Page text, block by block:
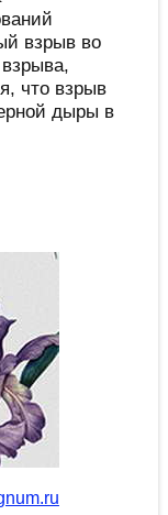
взрыв во
что взрыв
дыры в